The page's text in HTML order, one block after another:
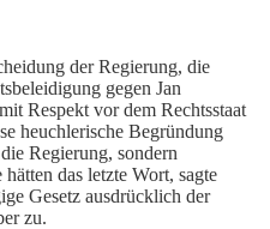
der Regierung, die
gegen Jan
Respekt vor dem Rechtsstaat
heuchlerische Begründung
Regierung, sondern
das letzte Wort, sagte
Gesetz ausdrücklich der
zu.